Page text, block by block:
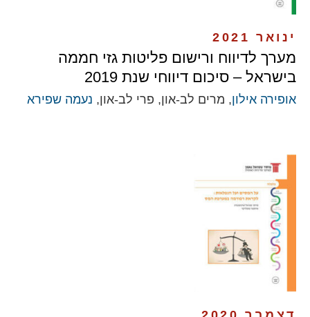
ינואר 2021
מערך לדיווח ורישום פליטות גזי חממה
בישראל – סיכום דיווחי שנת 2019
אופירה אילון, מרים לב-און, פרי לב-און, נעמה שפירא